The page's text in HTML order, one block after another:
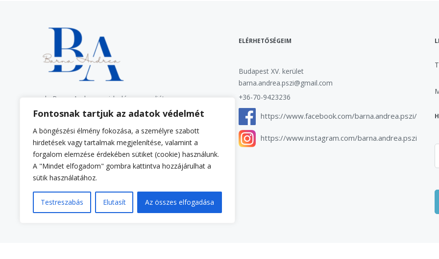
Fontosnak tartjuk az adatok védelmét
A böngészési élmény fokozása, a személyre szabott
hirdetések vagy tartalmak megjelenítése, valamint a
forgalom elemzése érdekében sütiket (cookie) használunk.
A "Mindet elfogadom" gombra kattintva hozzájárulhat a
sütik használatához.
Testreszabás Elutasít Az összes elfogadása
dr. Barna Andrea pszichológus, mediátor
ELÉRHETŐSÉGEIM
Budapest XV. kerület
barna.andrea.pszi@gmail.com
+36-70-9423236
https://www.facebook.com/barna.andrea.pszi/
https://www.instagram.com/barna.andrea.pszi